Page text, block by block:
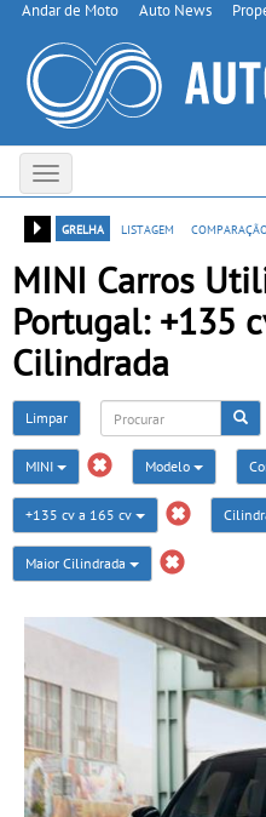
Andar de Moto Auto News
Toggle
navigation
grelha
listagem
MINI Carros
Portugal: +135
Cilindrada
Limpar
MINI Modelo
+135 cv a 165 cv
Maior Cilindrada